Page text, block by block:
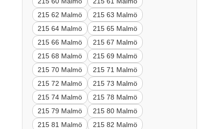
215 62 Malmö
215 63 Malmö
215 64 Malmö
215 65 Malmö
215 66 Malmö
215 67 Malmö
215 68 Malmö
215 69 Malmö
215 70 Malmö
215 71 Malmö
215 72 Malmö
215 73 Malmö
215 74 Malmö
215 78 Malmö
215 79 Malmö
215 80 Malmö
215 81 Malmö
215 82 Malmö